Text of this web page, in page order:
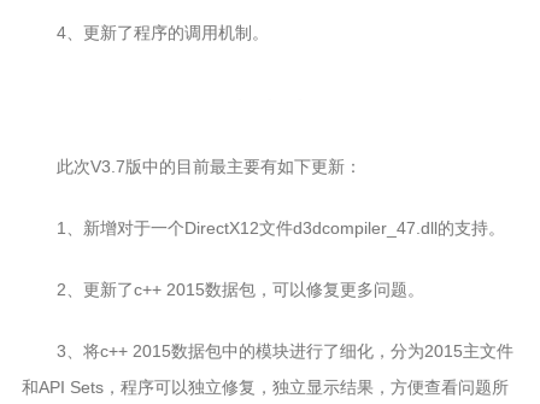
4、更新了程序的调用机制。
此次V3.7版中的目前最主要有如下更新：
1、新增对于一个DirectX12文件d3dcompiler_47.dll的支持。
2、更新了c++ 2015数据包，可以修复更多问题。
3、将c++ 2015数据包中的模块进行了细化，分为2015主文件
和API Sets，程序可以独立修复，独立显示结果，方便查看问题所